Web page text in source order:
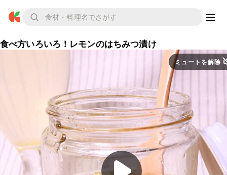
食べ方いろいろ！レモンのはちみつ漬け
ミュートを解除